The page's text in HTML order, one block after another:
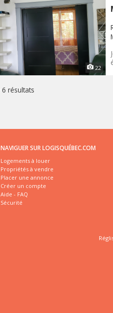
22
6 résultats
NAVIGUER SUR LOGISQUÉBEC.COM
Logements à louer
Propriétés à vendre
Placer une annonce
Créer un compte
Aide - FAQ
Sécurité